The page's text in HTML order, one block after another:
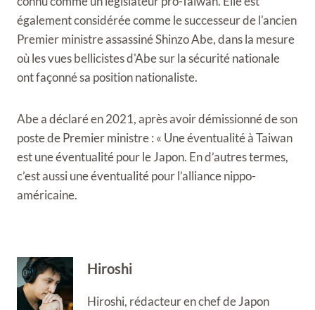
également considérée comme le successeur de l'ancien
Premier ministre assassiné Shinzo Abe, dans la mesure
où les vues bellicistes d'Abe sur la sécurité nationale
ont façonné sa position nationaliste.
Abe a déclaré en 2021, après avoir démissionné de son
poste de Premier ministre : « Une éventualité à Taiwan
est une éventualité pour le Japon. En d’autres termes,
c’est aussi une éventualité pour l’alliance nippo-
américaine.
Hiroshi
Hiroshi, rédacteur en chef de Japon